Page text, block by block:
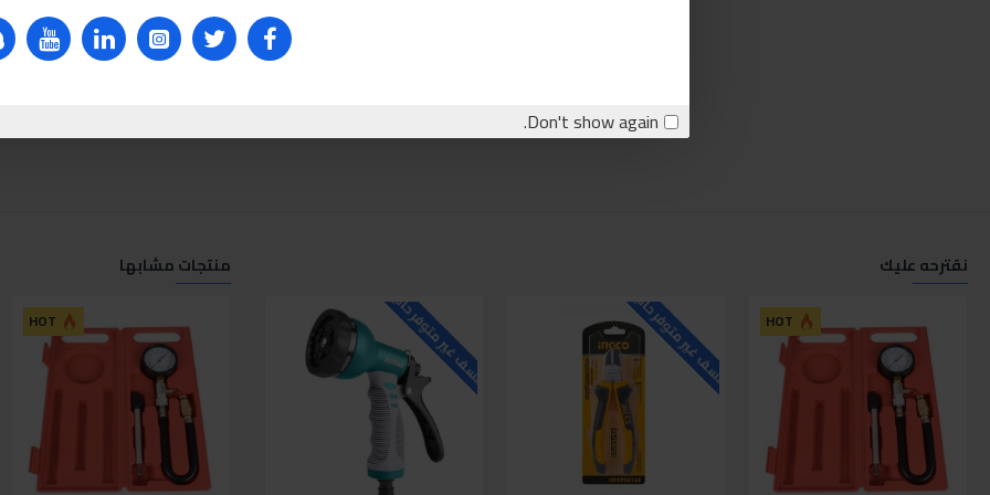
Don't show again.
نقترحه عليك
HOT للاسف غير متوفر حاليا للاسف غير متوفر حاليا HOT للاسف غير متوفر حاليا
منتجات مشابها
HOT